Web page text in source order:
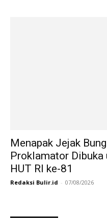
Menapak Jejak
Proklamator
HUT RI ke-81
Redaksi Bulir.id - 07/08/2026